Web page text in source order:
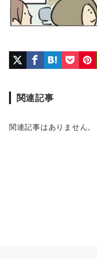
関連記事
関連記事はありません。